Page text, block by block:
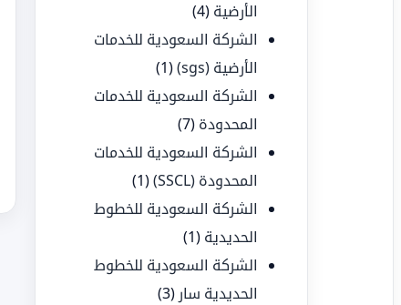
الأرضية (4)
الشركة السعودية للخدمات
الأرضية (sgs)
(1)
الشركة السعودية للخدمات
المحدودة (7)
الشركة السعودية للخدمات
المحدودة (SSCL)
(1)
الشركة السعودية للخطوط
الحديدية (1)
الشركة السعودية للخطوط
الحديدية سار (3)